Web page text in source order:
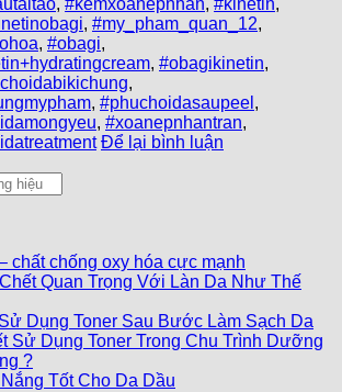
, #kemxoanepnhan, #kinetin,
, #my_pham_quan_12,
, #obagi,
, #obagikinetin,
,
, #phuchoidasaupeel ,
, #xoanepnhantran,
Để lại bình luận
chất chống oxy hóa cực mạnh
Quan Trọng Với Làn Da Như Thế
Dụng Toner Sau Bước Làm Sạch Da
Sử Dụng Toner Trong Chu Trình Dưỡng
?
Tốt Cho Da Dầu